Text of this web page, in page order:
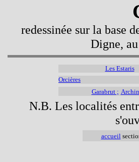
redessinée sur la base
Digne,
Les Estaris
Orcières
Garabrut ;
N.B. Les localités
accueil